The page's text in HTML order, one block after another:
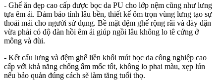
- Ghế ăn đẹp cao cấp được bọc da PU cho lớp nệm cũng như lưng
tựa êm ái. Đảm bảo tính lâu bền, thiết kế ôm trọn vùng lưng tạo sự
thoải mái cho người sử dụng. Bề mặt đệm ghế rộng rãi và dày dặn
vừa phải có độ đàn hồi êm ái giúp ngồi lâu không lo tê cứng ở
mông và đùi.
- Kết cấu lưng và đệm ghế liền khối mút bọc da công nghiệp cao
cấp với khả năng chống ẩm mốc tốt, không lo phai màu, xẹp lún
nếu bảo quản đúng cách sẽ làm tăng tuổi thọ.